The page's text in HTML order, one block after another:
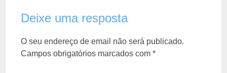
Deixe uma resposta
O seu endereço de email não será publicado.
Campos obrigatórios marcados com*